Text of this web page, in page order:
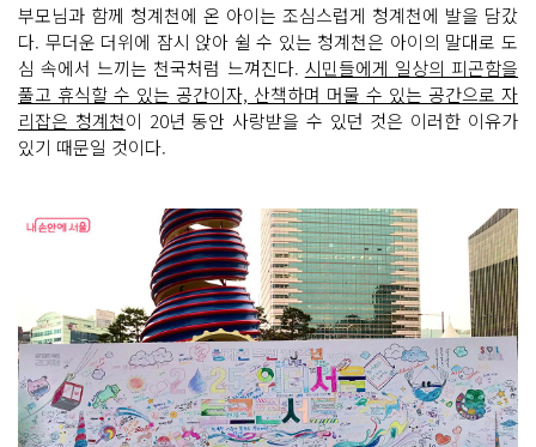
부모님과 함께 청계천에 온 아이는 조심스럽게 청계천에 발을 담갔
다. 무더운 더위에 잠시 앉아 쉴 수 있는 청계천은 아이의 말대로 도
심 속에서 느끼는 천국처럼 느껴진다. 시민들에게 일상의 피곤함을
풀고 휴식할 수 있는 공간이자, 산책하며 머물 수 있는 공간으로 자
리잡은 청계천이 20년 동안 사랑받을 수 있던 것은 이러한 이유가
있기 때문일 것이다.